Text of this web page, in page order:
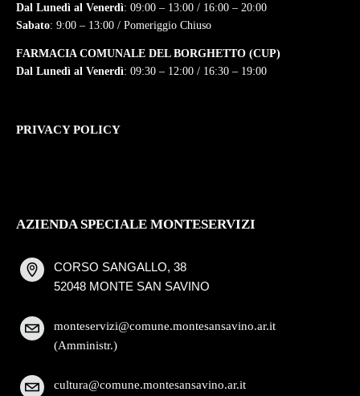
Dal Lunedì al Venerdì: 09:00 – 13:00 / 16:00 – 20:00
Sabato: 9:00 – 13:00 / Pomeriggio Chiuso
FARMACIA COMUNALE DEL BORGHETTO (CUP)
Dal Lunedì al Venerdì: 09:30 – 12:00 / 16:30 – 19:00
PRIVACY POLICY
AZIENDA SPECIALE MONTESERVIZI
CORSO SANGALLO, 38
52048 MONTE SAN SAVINO
monteservizi@comune.montesansavino.ar.it
(Amministr.)
cultura@comune.montesansavino.ar.it